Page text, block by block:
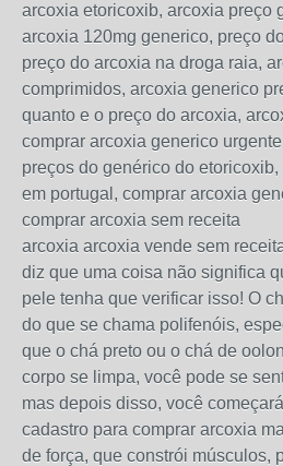
arcoxia etoricoxib, arcoxia preço
arcoxia 120mg generico, preço
preço do arcoxia na droga raia,
comprimidos, arcoxia generico
quanto e o preço do arcoxia,
comprar arcoxia generico
preços do genérico do
em portugal, comprar arcoxia
comprar arcoxia sem receita
arcoxia arcoxia vende sem
diz que uma coisa não significa
pele tenha que verificar isso! O
do que se chama polifenóis,
que o chá preto ou o chá de
corpo se limpa, você pode se
mas depois disso, você
cadastro para comprar arcoxia
de força, que constrói músculos,